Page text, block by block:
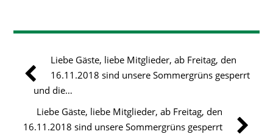
Liebe Gäste, liebe Mitglieder, ab Freitag, den
16.11.2018 sind unsere Sommergrüns gesperrt
und die…
Liebe Gäste, liebe Mitglieder, ab Freitag, den
16.11.2018 sind unsere Sommergrüns gesperrt